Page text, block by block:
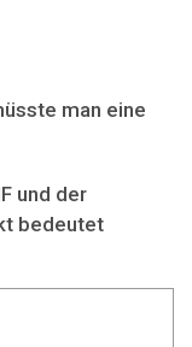
man eine
und der
bedeutet